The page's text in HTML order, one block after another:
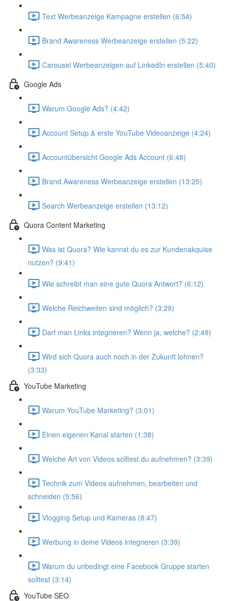
Text Werbeanzeige Kampagne erstellen (6:54)
Brand Awareness Werbeanzeige erstellen (5:22)
Carousel Werbeanzeigen auf LinkedIn erstellen (5:40)
Google Ads
Warum Google Ads? (4:42)
Account Setup & erste YouTube Videoanzeige (4:24)
Accountübersicht Google Ads Account (6:48)
Brand Awareness Werbeanzeige erstellen (13:25)
Search Werbeanzeige erstellen (13:12)
Quora Content Marketing
Was ist Quora? Wie kannst du es zur Kundenakquise
nutzen? (9:41)
Wie schreibt man eine gute Quora Antwort? (6:12)
Welche Reichweiten sind möglich? (3:29)
Darf man Links integrieren? Wenn ja, welche? (2:48)
Wird sich Quora auch noch in der Zukunft lohnen?
(3:33)
YouTube Marketing
Warum YouTube Marketing? (3:01)
Einen eigenen Kanal starten (1:38)
Welche Art von Videos solltest du aufnehmen? (3:39)
Technik zum Videos aufnehmen, bearbeiten und
schneiden (5:56)
Vlogging Setup und Kameras (8:47)
Werbung in deine Videos integrieren (3:39)
Warum du unbedingt eine Facebook Gruppe starten
solltest (3:14)
YouTube SEO